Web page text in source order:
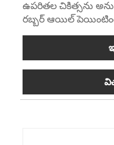
ఉపరితల చికిత్సను
రబ్బర్ ఆయిల్